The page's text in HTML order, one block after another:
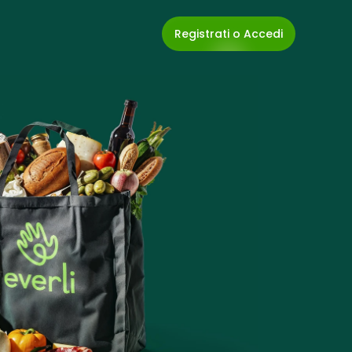
Registrati o Accedi